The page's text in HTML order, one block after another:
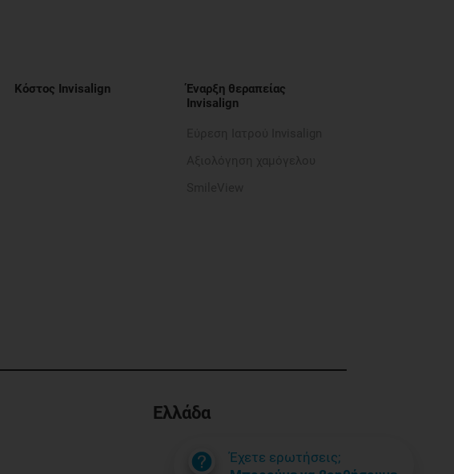
Έχετε ερωτήσεις;
Κόστος Invisalign
Έναρξη θεραπείας
Invisalign
Ελλάδα